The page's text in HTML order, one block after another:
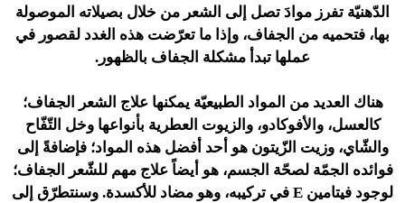
الدّهنيّة تفرز موادَ تصل إلى الشعر من خلال بصيلاته الموصولة
بها، فتحميه من الجفاف، وإذا ما تعرّضت هذه الغدد لقصور في
عملها تبدأ مشكلة الجفاف بالظهور.
هناك العديد من المواد الطبيعيّة يمكنها علاج الشعر الجفاف؛
كالعسل، والأفوكادو، والزيوت العطرية بأنواعها وخل التّفّاح
والشّاي، وزيت الزّيتون هو أحد أفضل هذه المواد؛ فإضافةً إلى
فوائده الجمّة لصحّة الجسم، هو أيضاً علاج مهم للشّعر الجفاف؛
لوجود فيتامين E في تركيبه، وهو مضاد للأكسدة. وسنتطرّق إلى